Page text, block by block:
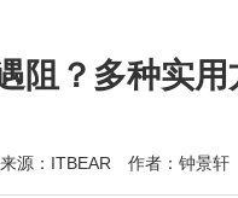
阻？多种实
来源：ITBEAR 作者：钟景轩